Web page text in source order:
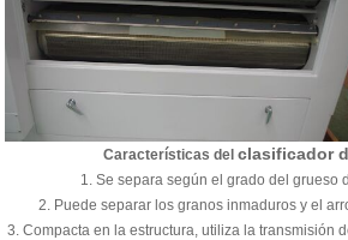
Características del clasificador
1. Se separa según el grado del grueso
2. Puede separar los granos inmaduros y el
3. Compacta en la estructura, utiliza la transmisión